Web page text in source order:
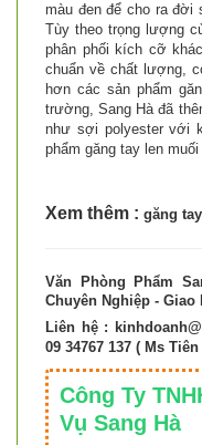
màu đen để cho ra đời
Tùy theo trọng lượng
phân phối kích cỡ
chuẩn về chất lượng,
hơn các sản phẩm
trường, Sang Hà đã
như sợi polyester với
phẩm găng tay len
Xem thêm : găng
Văn Phòng Phẩm
Chuyên Nghiệp - Giao
Liên hệ :
09 34767 137 ( Ms Tiên
Công Ty
Vụ Sang Hà